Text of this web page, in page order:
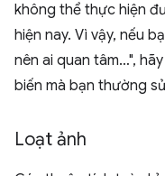
không thể thực hiện
hiện nay. Vì vậy, nếu
nên ai quan tâm…",
biến mà bạn thường
Loạt ảnh